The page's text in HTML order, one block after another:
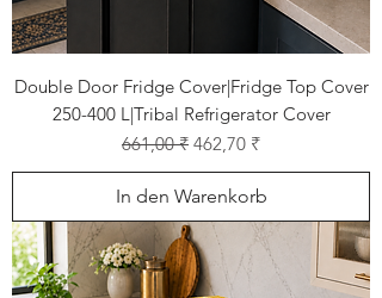
Double Door Fridge Cover|Fridge Top Cover
250-400 L|Tribal Refrigerator Cover
Standardpreis
661,00 ₹ Sale-Preis
462,70 ₹
In den Warenkorb